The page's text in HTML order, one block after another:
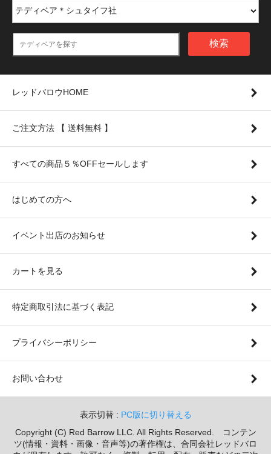
検索
レッドバロウHOME
ご注文方法 【 送料無料 】
すべての商品５％OFFセールします
はじめての方へ
イベント出店のお知らせ
カートを見る
特定商取引法に基づく表記
プライバシーポリシー
お問い合わせ
表示切替 : PC版に切り替える
Copyright (C) Red Barrow LLC. All Rights Reserved. コンテン
ツ(情報・資料・画像・音声等)の著作権は、合同会社レッドバロ